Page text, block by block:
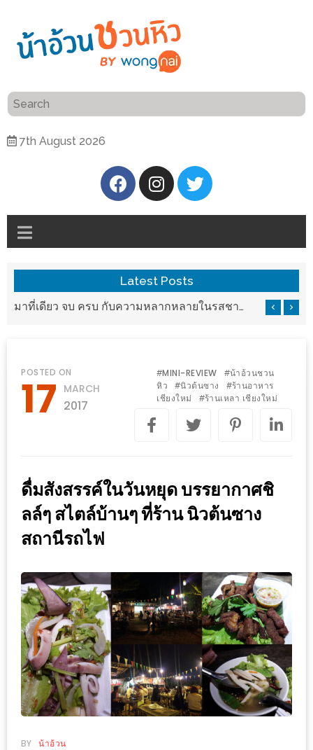
7th August 2026
แนะนำ
อ้วน
ความ
เป็น
ศิริ
ปัน
นาฯ
เชียงใหม่
เล่น
กัน
ก็ได้
…
งาน
ที่
ครบ
ครั้ง
ช้อป
ชิ
ลล์
ชิม
ที่
Latest Posts
มาที่เดียว จบ ครบ กับความหลากหลายในรสชาติที่นำมาจากทั่วเมืองจีนที่ HAN The Chinese Cuisine
POSTED ON
17 MARCH
2017
#MINI-REVIEW #น้าอ้วนชวน
หิว
#นิวต้นซาง #ร้านอาหาร
เชียงใหม่
#ร้านเหลา เชียงใหม่
ดื่มสังสรรค์ในวันหยุด บรรยากาศชิ
ลล์ๆ สไตล์บ้านๆ ที่ร้าน นิวต้นซาง
สถานีรถไฟ
BY น้าอ้วน